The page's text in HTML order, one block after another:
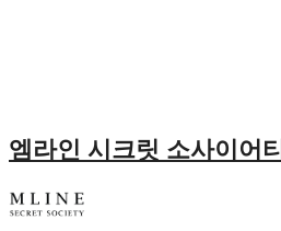
엠라인 시크릿 소사이어티